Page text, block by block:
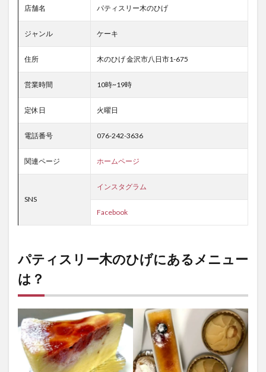
店舗名 パティスリー木のひげ
ジャンル ケーキ
住所 木のひげ 金沢市八日市1-675
営業時間 10時~19時
定休日 火曜日
電話番号 076-242-3636
関連ページ ホームページ
SNS
インスタグラム
Facebook
パティスリー木のひげにあるメニュー
は？